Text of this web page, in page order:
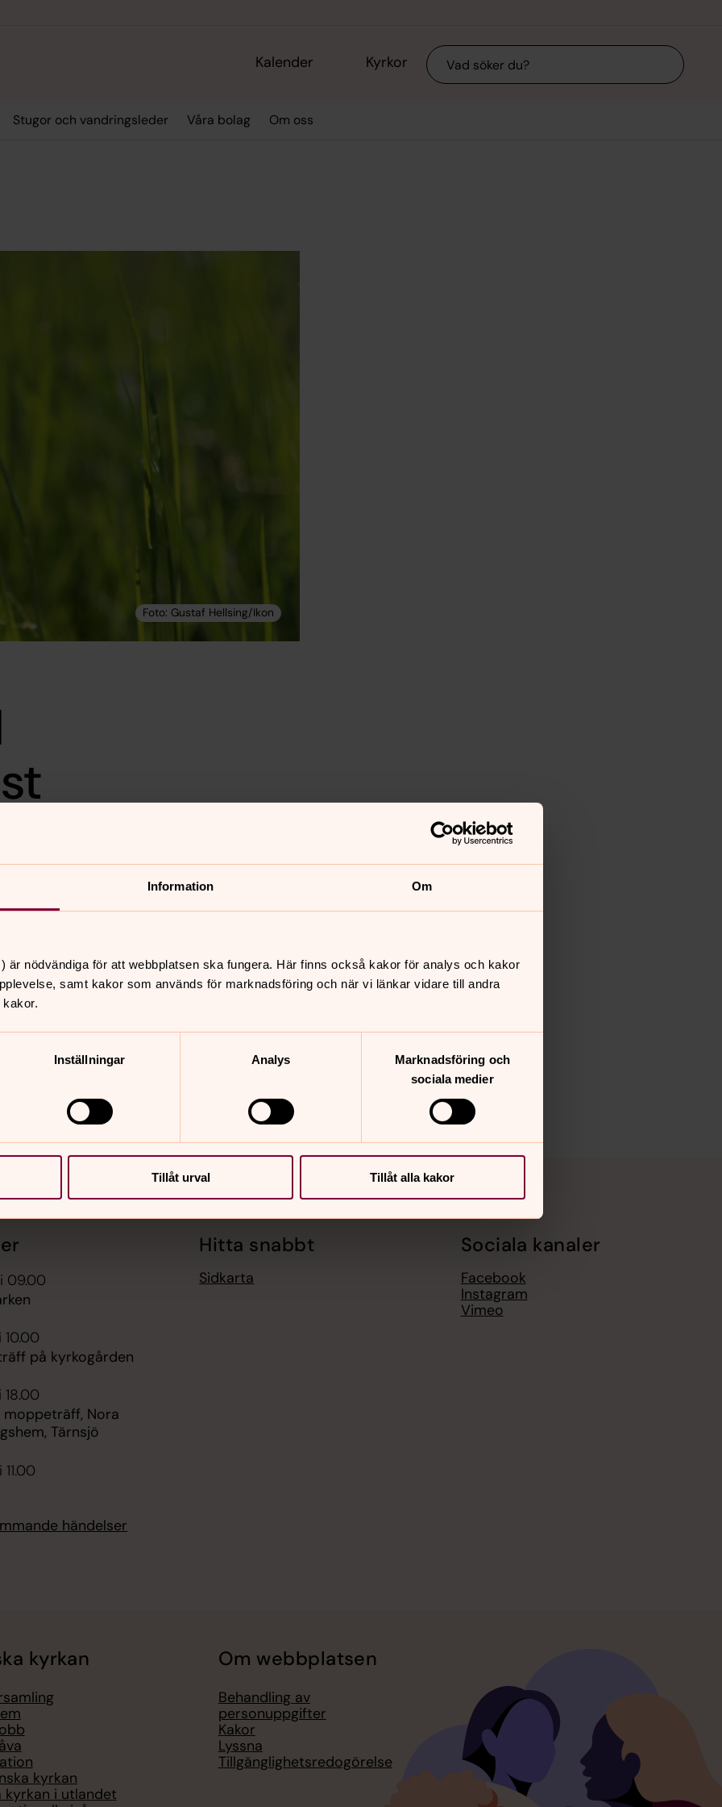
Information Om
är nödvändiga för att webbplatsen ska fungera. Här finns också kakor för analys och kakor
samt kakor som används för marknadsföring och när vi länkar vidare till andra
Inställningar Analys
Marknadsföring och
sociala medier
Tillåt urval Tillåt alla kakor
Kalender Kyrkor Sök
Stugor och vandringsleder Våra bolag Om oss
en lekmannaledd
i kyrkan. Välkommen!
är inställd p g a
vid samma tid för dig
09.00
10.00
på kyrkogården
18.00
Nora
Tärnsjö
händelser
Hitta snabbt
Sidkarta
Sociala kanaler
Facebook
Instagram
Vimeo
kyrkan
kyrkan
kyrkan i utlandet
Om webbplatsen
Behandling av
personuppgifter
Kakor
Lyssna
Tillgänglighetsredogörelse